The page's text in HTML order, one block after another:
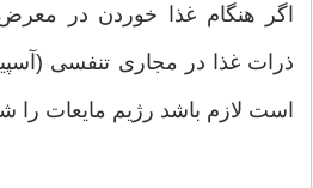
اگر هنگام غذا خوردن در
ذرات غذا در مجاری تنفسی
است لازم باشد رژیم مایعات را